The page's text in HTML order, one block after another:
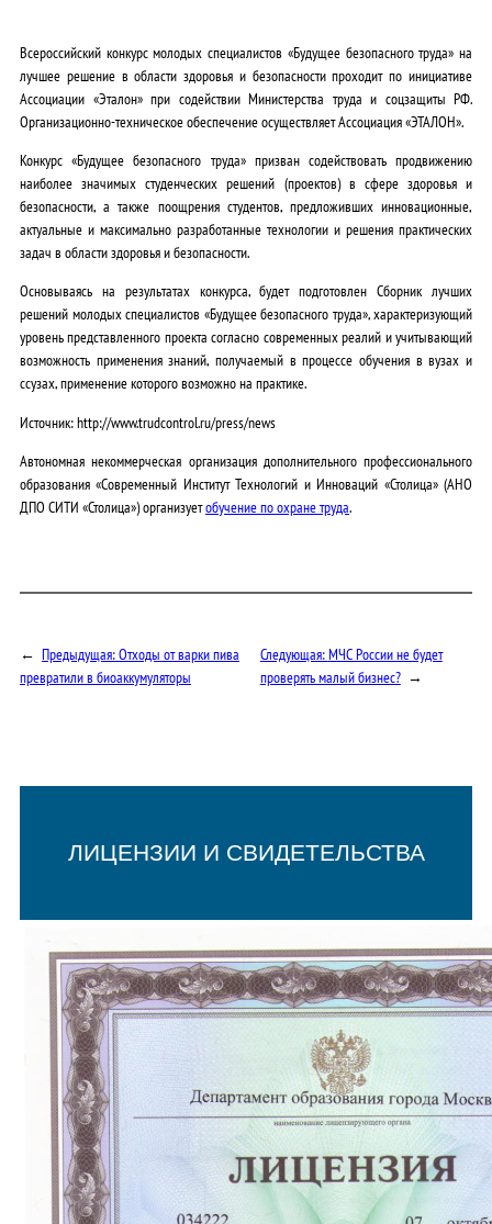
Всероссийский конкурс молодых специалистов «Будущее безопасного труда» на
лучшее решение в области здоровья и безопасности проходит по инициативе
Ассоциации «Эталон» при содействии Министерства труда и соцзащиты РФ.
Организационно-техническое обеспечение осуществляет Ассоциация «ЭТАЛОН».
Конкурс «Будущее безопасного труда» призван содействовать продвижению
наиболее значимых студенческих решений (проектов) в сфере здоровья и
безопасности, а также поощрения студентов, предложивших инновационные,
актуальные и максимально разработанные технологии и решения практических
задач в области здоровья и безопасности.
Основываясь на результатах конкурса, будет подготовлен Сборник лучших
решений молодых специалистов «Будущее безопасного труда», характеризующий
уровень представленного проекта согласно современных реалий и учитывающий
возможность применения знаний, получаемый в процессе обучения в вузах и
ссузах, применение которого возможно на практике.
Источник: http://www.trudcontrol.ru/press/news
Автономная некоммерческая организация дополнительного профессионального
образования «Современный Институт Технологий и Инноваций «Столица» (АНО
ДПО СИТИ «Столица») организуетобучение по охране труда.
← Предыдущая:Отходы от варки пива
превратили в биоаккумуляторы
Следующая:МЧС России не будет
проверять малый бизнес? →
ЛИЦЕНЗИИ И СВИДЕТЕЛЬСТВА